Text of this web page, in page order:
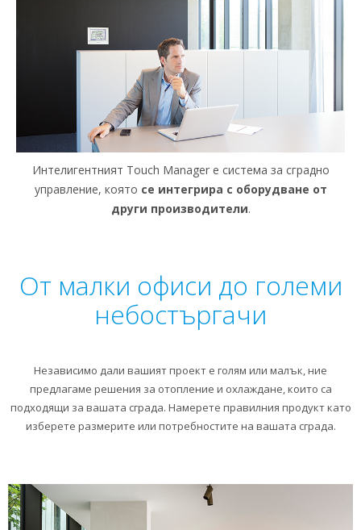
Интелигентният Touch Manager е система за сградно
управление, която се интегрира с оборудване от
други производители.
От малки офиси до големи
небостъргачи
Независимо дали вашият проект е голям или малък, ние
предлагаме решения за отопление и охлаждане, които са
подходящи за вашата сграда. Намерете правилния продукт като
изберете размерите или потребностите на вашата сграда.